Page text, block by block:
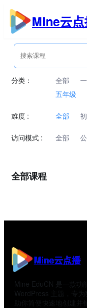
跳
内
Mine云
分类： 全部
五年级
难度 : 全部
访问模式 : 全部
全部课程
Mine云点播
Mine EduCN 是一款功
WordPress 主题，专为
助你简便快速地创建并